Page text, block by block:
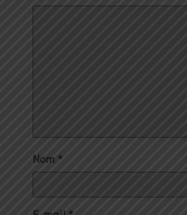
Nom *